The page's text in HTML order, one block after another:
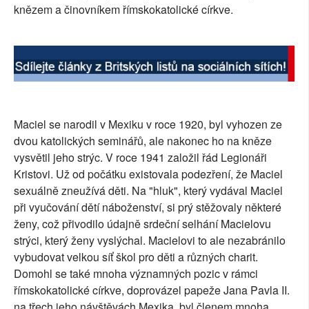
knězem a činovníkem římskokatolické církve.
Maciel se narodil v Mexiku v roce 1920, byl vyhozen ze
dvou katolických seminářů, ale nakonec ho na kněze
vysvětil jeho strýc. V roce 1941 založil řád Legionáři
Kristovi. Už od počátku existovala podezření, že Maciel
sexuálně zneužívá děti. Na "hluk", který vydával Maciel
při vyučování dětí náboženství, si prý stěžovaly některé
ženy, což přivodilo údajně srdeční selhání Macielovu
strýci, který ženy vyslýchal. Macielovi to ale nezabránilo
vybudovat velkou síť škol pro děti a různých charit.
Domohl se také mnoha významných pozic v rámci
římskokatolické církve, doprovázel papeže Jana Pavla II.